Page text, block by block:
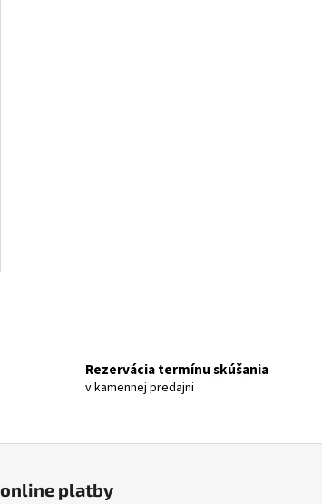
Rezervácia termínu skúšania
v kamennej predajni
platby